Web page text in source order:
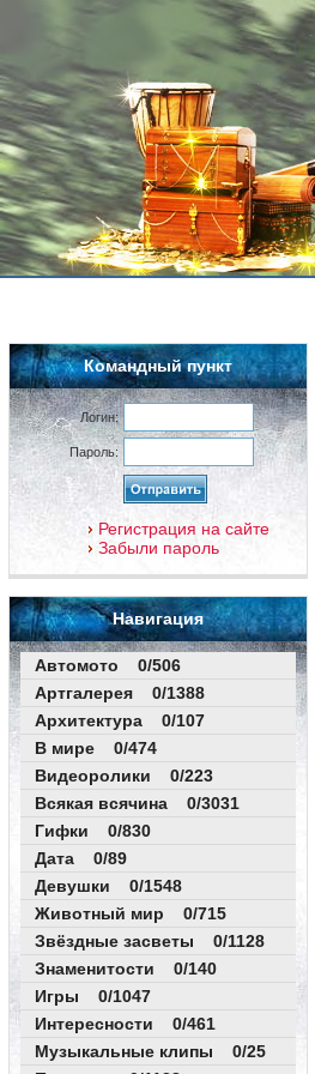
Командный пункт
Логин:
Пароль:
Регистрация на сайте
Забыли пароль
Навигация
Автомото 0/506
Артгалерея 0/1388
Архитектура 0/107
В мире 0/474
Видеоролики 0/223
Всякая всячина 0/3031
Гифки 0/830
Дата 0/89
Девушки 0/1548
Животный мир 0/715
Звёздные засветы 0/1128
Знаменитости 0/140
Игры 0/1047
Интересности 0/461
Музыкальные клипы 0/25